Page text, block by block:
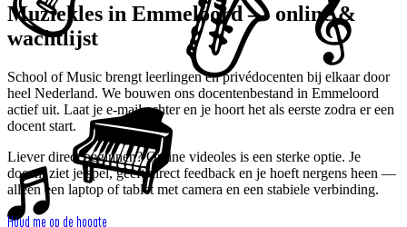
Muziekles in Emmeloord — online &
wachtlijst
School of Music brengt leerlingen en privédocenten bij elkaar door
heel Nederland. We bouwen ons docentenbestand in Emmeloord
actief uit. Laat je e-mail achter en je hoort het als eerste zodra er een
docent start.
Liever direct beginnen? Online videoles is een sterke optie. Je
docent ziet je spel, geeft direct feedback en je hoeft nergens heen —
alleen een laptop of tablet met camera en een stabiele verbinding.
Houd me op de hoogte